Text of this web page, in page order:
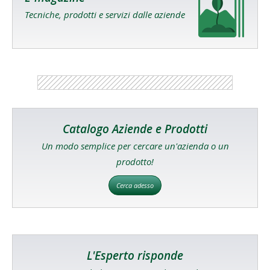
Tecniche, prodotti e servizi dalle aziende
Catalogo Aziende e Prodotti
Un modo semplice per cercare un'azienda o un
prodotto!
Cerca adesso
L'Esperto risponde